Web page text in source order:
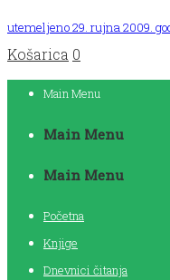
utemeljeno 29. rujna 2009.
Košarica 0
Main Menu
Main Menu
Main Menu
Početna
Knjige
Dnevnici čitanja